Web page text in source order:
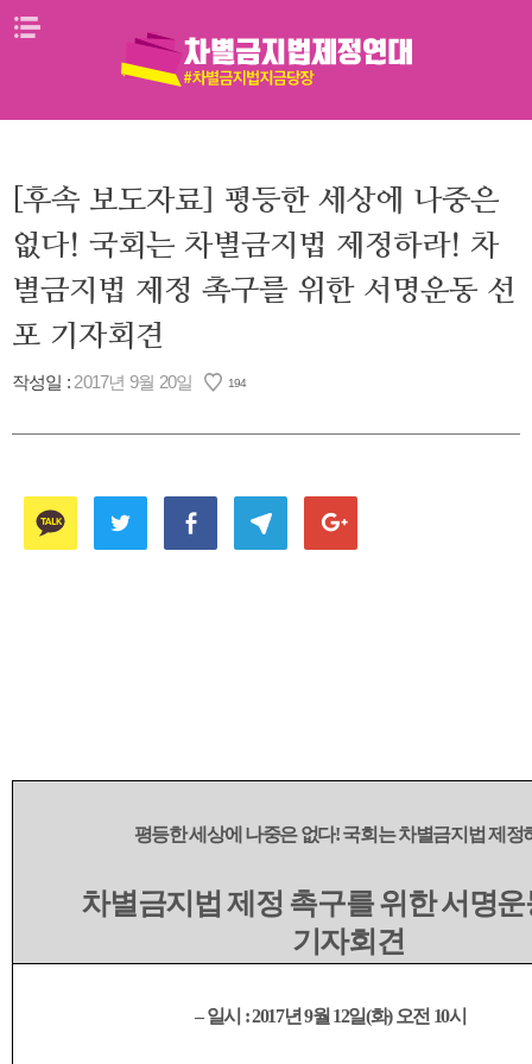
Skip
[후속 보도자료] 평등한 세상에 나중은
없다! 국회는 차별금지법 제정하라! 차
별금지법 제정 촉구를 위한 서명운동 선
포 기자회견
작성일 : 2017년 9월 20일 194
평등한 세상에 나중은 없다!국회는 차별금지법 제정
차별금지법 제정 촉구를 위한 서명
기자회견
–일시 : 2017년9월 12일(화) 오전 10시